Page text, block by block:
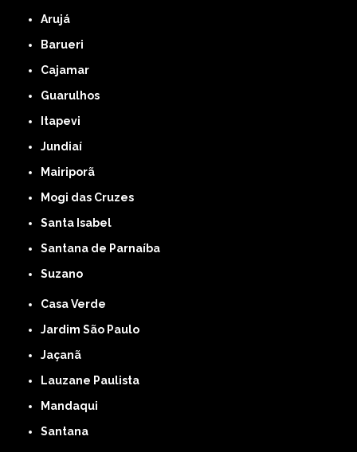
Arujá
Barueri
Cajamar
Guarulhos
Itapevi
Jundiaí
Mairiporã
Mogi das Cruzes
Santa Isabel
Santana de Parnaíba
Suzano
Casa Verde
Jardim São Paulo
Jaçanã
Lauzane Paulista
Mandaqui
Santana